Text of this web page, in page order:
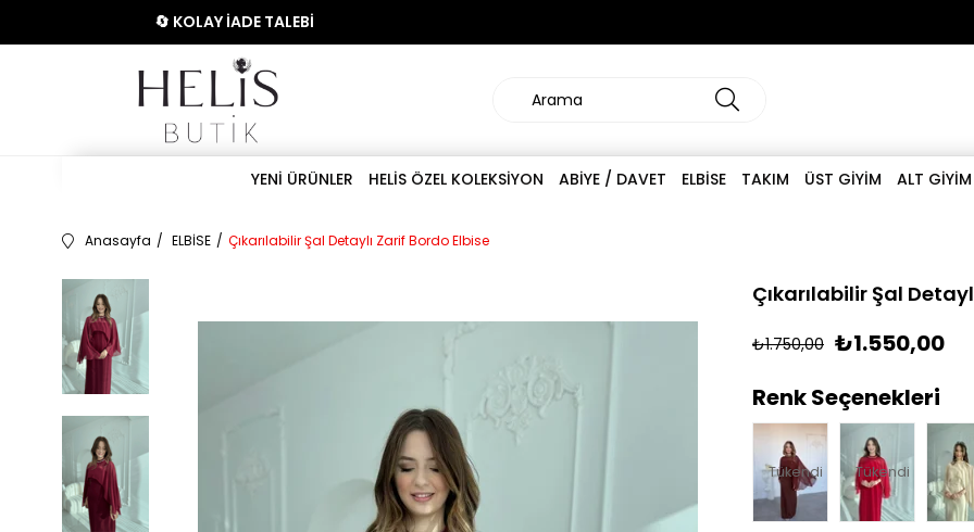
🔄 KOLAY İADE TALEBİ
YENİ ÜRÜNLER HELİS ÖZEL KOLEKSİYON ABİYE / DAVET ELBİSE TAKIM ÜST GİYİM ALT GİYİM
Anasayfa ELBİSE Çıkarılabilir Şal Detaylı Zarif Bordo Elbise
Çıkarılabilir Şal
₺1.750,00 ₺1.550,00
Renk Seçenekleri
Tükendi Tükendi